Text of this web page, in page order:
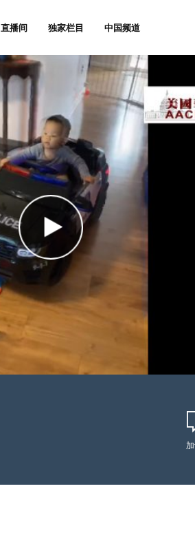
直播间 独家栏目 中国频道